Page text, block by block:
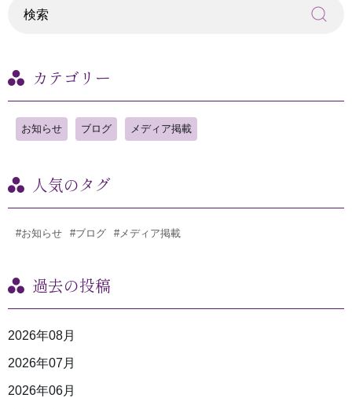
カテゴリー
お知らせ ブログ メディア掲載
人気のタグ
#お知らせ #ブログ #メディア掲載
過去の投稿
2026年08月
2026年07月
2026年06月